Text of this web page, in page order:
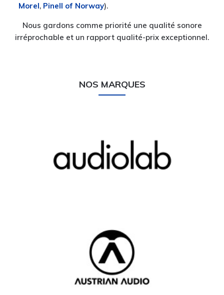
Morel, Pinell of Norway).
Nous gardons comme priorité une qualité sonore
irréprochable et un rapport qualité-prix exceptionnel.
NOS MARQUES